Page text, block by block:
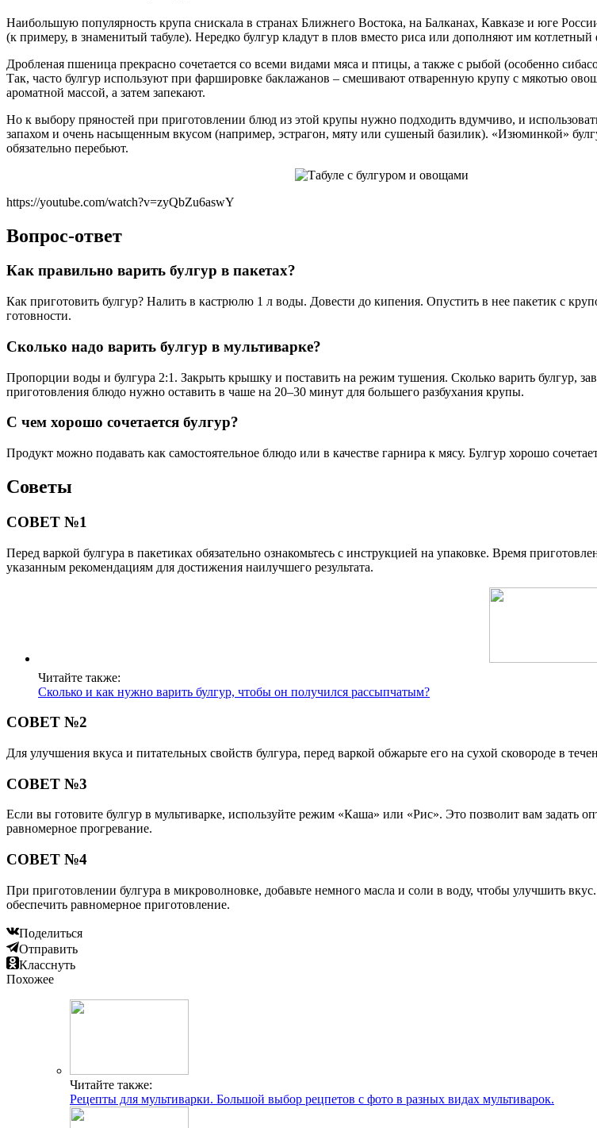
Наибольшую популярность крупа снискала в странах Ближнего Востока, на Балканах, Кавказе и юге
(к примеру, в знаменитый табуле). Нередко булгур кладут в плов вместо риса или дополняют им
Дробленая пшеница прекрасно сочетается со всеми видами мяса и птицы, а также с рыбой (особенно
Так, часто булгур используют при фаршировке баклажанов – смешивают отваренную крупу с мякотью
ароматной массой, а затем запекают.
Но к выбору пряностей при приготовлении блюд из этой крупы нужно подходить вдумчиво, и
запахом и очень насыщенным вкусом (например, эстрагон, мяту или сушеный базилик). «Изюминкой»
обязательно перебьют.
https://youtube.com/watch?v=zyQbZu6aswY
Вопрос-ответ
Как правильно варить булгур в пакетах?
Как приготовить булгур? Налить в кастрюлю 1 л воды. Довести до кипения. Опустить в нее пакетик с
готовности.
Сколько надо варить булгур в мультиварке?
Пропорции воды и булгура 2:1. Закрыть крышку и поставить на режим тушения. Сколько варить булгур,
приготовления блюдо нужно оставить в чаше на 20–30 минут для большего разбухания крупы.
С чем хорошо сочетается булгур?
Продукт можно подавать как самостоятельное блюдо или в качестве гарнира к мясу. Булгур хорошо
Советы
СОВЕТ №1
Перед варкой булгура в пакетиках обязательно ознакомьтесь с инструкцией на упаковке. Время
указанным рекомендациям для достижения наилучшего результата.
Читайте также:
Сколько и как нужно варить булгур, чтобы он получился рассыпчатым?
СОВЕТ №2
Для улучшения вкуса и питательных свойств булгура, перед варкой обжарьте его на сухой сковороде в
СОВЕТ №3
Если вы готовите булгур в мультиварке, используйте режим «Каша» или «Рис». Это позволит вам задать
равномерное прогревание.
СОВЕТ №4
При приготовлении булгура в микроволновке, добавьте немного масла и соли в воду, чтобы улучшить
обеспечить равномерное приготовление.
Поделиться
Отправить
Класснуть
Похожее
Читайте также:
Рецепты для мультиварки. Большой выбор рецпетов с фото в разных видах мультиварок.